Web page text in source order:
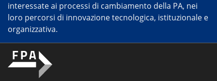
interessate ai processi di cambiamento della PA, nei
loro percorsi di innovazione tecnologica, istituzionale e
organizzativa.